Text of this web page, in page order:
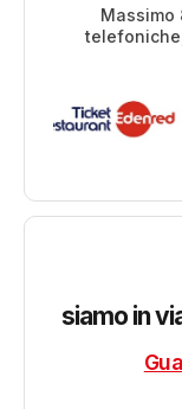
Massimo
siamo in